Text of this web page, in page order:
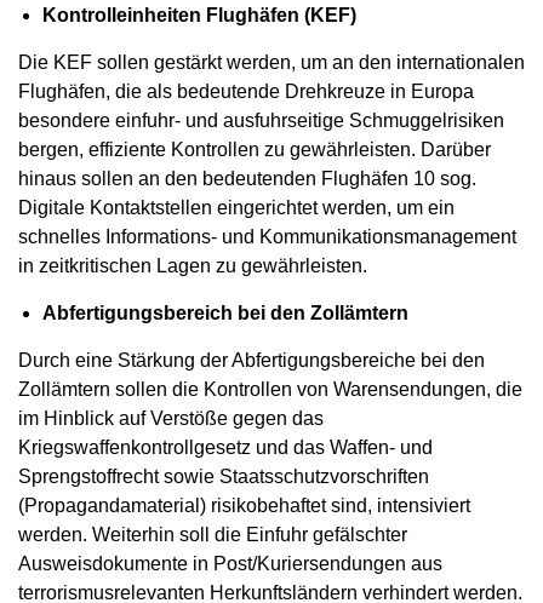
Kontrolleinheiten Flughäfen (KEF)
Die KEF sollen gestärkt werden, um an den internationalen
Flughäfen, die als bedeutende Drehkreuze in Europa
besondere einfuhr- und ausfuhrseitige Schmuggelrisiken
bergen, effiziente Kontrollen zu gewährleisten. Darüber
hinaus sollen an den bedeutenden Flughäfen 10 sog.
Digitale Kontaktstellen eingerichtet werden, um ein
schnelles Informations- und Kommunikationsmanagement
in zeitkritischen Lagen zu gewährleisten.
Abfertigungsbereich bei den Zollämtern
Durch eine Stärkung der Abfertigungsbereiche bei den
Zollämtern sollen die Kontrollen von Warensendungen, die
im Hinblick auf Verstöße gegen das
Kriegswaffenkontrollgesetz und das Waffen- und
Sprengstoffrecht sowie Staatsschutzvorschriften
(Propagandamaterial) risikobehaftet sind, intensiviert
werden. Weiterhin soll die Einfuhr gefälschter
Ausweisdokumente in Post/Kuriersendungen aus
terrorismusrelevanten Herkunftsländern verhindert werden.